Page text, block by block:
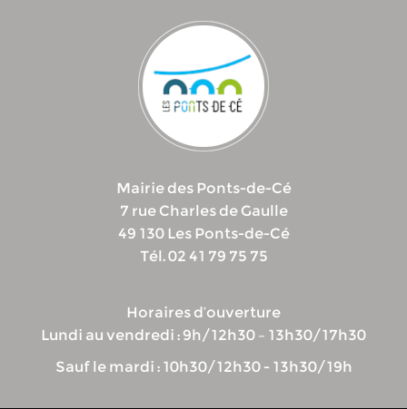
Mairie des Ponts-de-Cé
7 rue Charles de Gaulle
49 130 Les Ponts-de-Cé
Tél. 02 41 79 75 75
Horaires d’ouverture
Lundi au vendredi : 9h/12h30 – 13h30/17h30
Sauf le mardi : 10h30/12h30 - 13h30/19h